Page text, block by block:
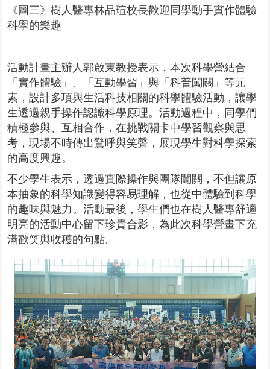
《圖三》樹人醫專林品瑄校長歡迎同學動手實作體驗
科學的樂趣
活動計畫主辦人郭啟東教授表示，本次科學營結合
「實作體驗」、「互動學習」與「科普闖關」等元
素，設計多項與生活科技相關的科學體驗活動，讓學
生透過親手操作認識科學原理。活動過程中，同學們
積極參與、互相合作，在挑戰關卡中學習觀察與思
考，現場不時傳出驚呼與笑聲，展現學生對科學探索
的高度興趣。
不少學生表示，透過實際操作與團隊闖關，不但讓原
本抽象的科學知識變得容易理解，也從中體驗到科學
的趣味與魅力。活動最後，學生們也在樹人醫專舒適
明亮的活動中心留下珍貴合影，為此次科學營畫下充
滿歡笑與收穫的句點。